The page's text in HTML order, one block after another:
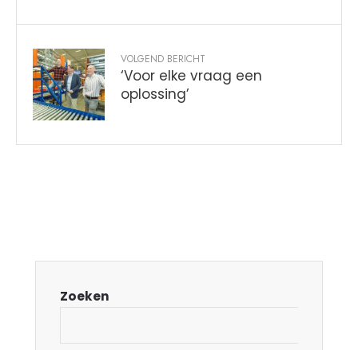
VOLGEND BERICHT
‘Voor elke vraag een
oplossing’
Zoeken